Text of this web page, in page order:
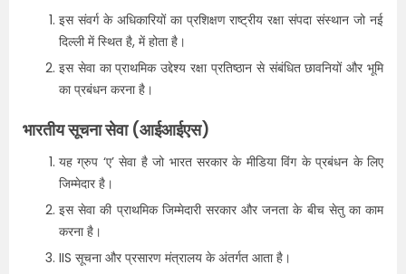
इस संवर्ग के अधिकारियों का प्रशिक्षण राष्ट्रीय रक्षा संपदा संस्थान जो नई
दिल्ली में स्थित है, में होता है।
इस सेवा का प्राथमिक उद्देश्य रक्षा प्रतिष्ठान से संबंधित छावनियों और भूमि
का प्रबंधन करना है।
भारतीय सूचना सेवा (आईआईएस)
यह ग्रुप ‘ए’ सेवा है जो भारत सरकार के मीडिया विंग के प्रबंधन के लिए
जिम्मेदार है।
इस सेवा की प्राथमिक जिम्मेदारी सरकार और जनता के बीच सेतु का काम
करना है।
IIS सूचना और प्रसारण मंत्रालय के अंतर्गत आता है।